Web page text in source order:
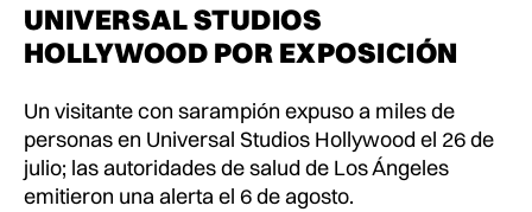
UNIVERSAL STUDIOS
HOLLYWOOD POR EXPOSICIÓN
Un visitante con sarampión expuso a miles de
personas en Universal Studios Hollywood el 26 de
julio; las autoridades de salud de Los Ángeles
emitieron una alerta el 6 de agosto.